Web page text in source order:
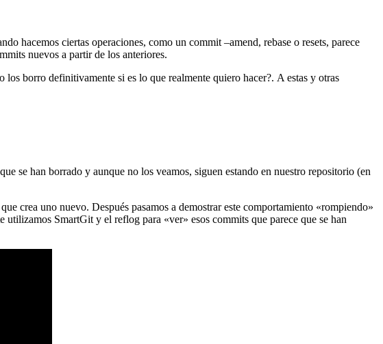
hacemos ciertas operaciones, como un commit –amend, rebase o resets, parece
nuevos a partir de los anteriores.
borro definitivamente si es lo que realmente quiero hacer?. A estas y otras
se han borrado y aunque no los veamos, siguen estando en nuestro repositorio (en
crea uno nuevo. Después pasamos a demostrar este comportamiento «rompiendo»
SmartGit y el reflog para «ver» esos commits que parece que se han